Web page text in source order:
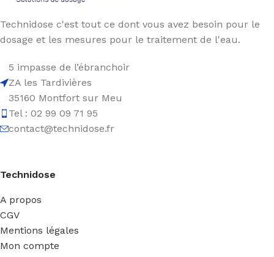
Technidose c'est tout ce dont vous avez besoin pour le
dosage et les mesures pour le traitement de l'eau.
5 impasse de l’ébranchoir
ZA les Tardivières
35160 Montfort sur Meu
Tel : 02 99 09 71 95
contact@technidose.fr
Technidose
A propos
CGV
Mentions légales
Mon compte